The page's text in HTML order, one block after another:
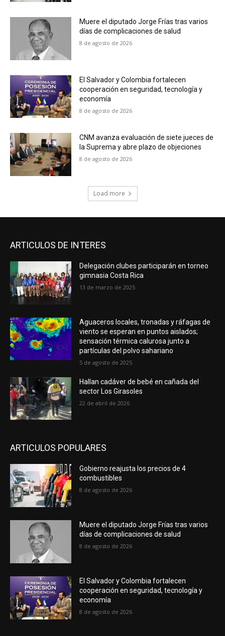
Muere el diputado Jorge Frías tras varios
días de complicaciones de salud
8 de agosto de 2026
El Salvador y Colombia fortalecen
cooperación en seguridad, tecnología y
economía
8 de agosto de 2026
CNM avanza evaluación de siete jueces de
la Suprema y abre plazo de objeciones
8 de agosto de 2026
Load more
ARTICULOS DE INTERES
Delegación clubes participarán en torneo
gimnasia Costa Rica
13 de marzo de 2025
Aguaceros locales, tronadas y ráfagas de
viento se esperan en puntos aislados;
sensación térmica calurosa junto a
partículas del polvo sahariano
5 de agosto de 2025
Hallan cadáver de bebé en cañada del
sector Los Girasoles
22 de abril de 2026
ARTICULOS POPULARES
Gobierno reajusta los precios de 4
combustibles
8 de agosto de 2026
Muere el diputado Jorge Frías tras varios
días de complicaciones de salud
8 de agosto de 2026
El Salvador y Colombia fortalecen
cooperación en seguridad, tecnología y
economía
8 de agosto de 2026